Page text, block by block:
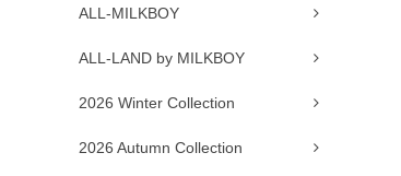
ALL-MILKBOY
ALL-LAND by MILKBOY
2026 Winter Collection
2026 Autumn Collection